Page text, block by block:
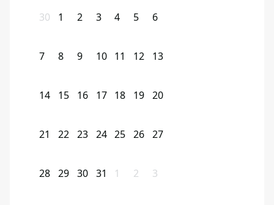
30 1 2 3 4 5 6
7 8 9 10 11 12 13
14 15 16 17 18 19 20
21 22 23 24 25 26 27
28 29 30 31 1 2 3